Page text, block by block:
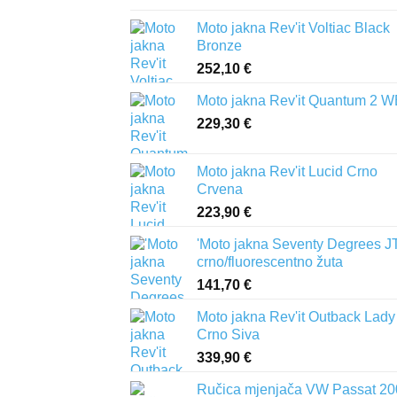
Moto jakna Rev'it Voltiac Black
Bronze
252,10 €
Moto jakna Rev'it Quantum 2
229,30 €
Moto jakna Rev'it Lucid Crno
Crvena
223,90 €
'Moto jakna Seventy Degrees
crno/fluorescentno žuta
141,70 €
Moto jakna Rev'it Outback Lady
Crno Siva
339,90 €
Ručica mjenjača VW Passat